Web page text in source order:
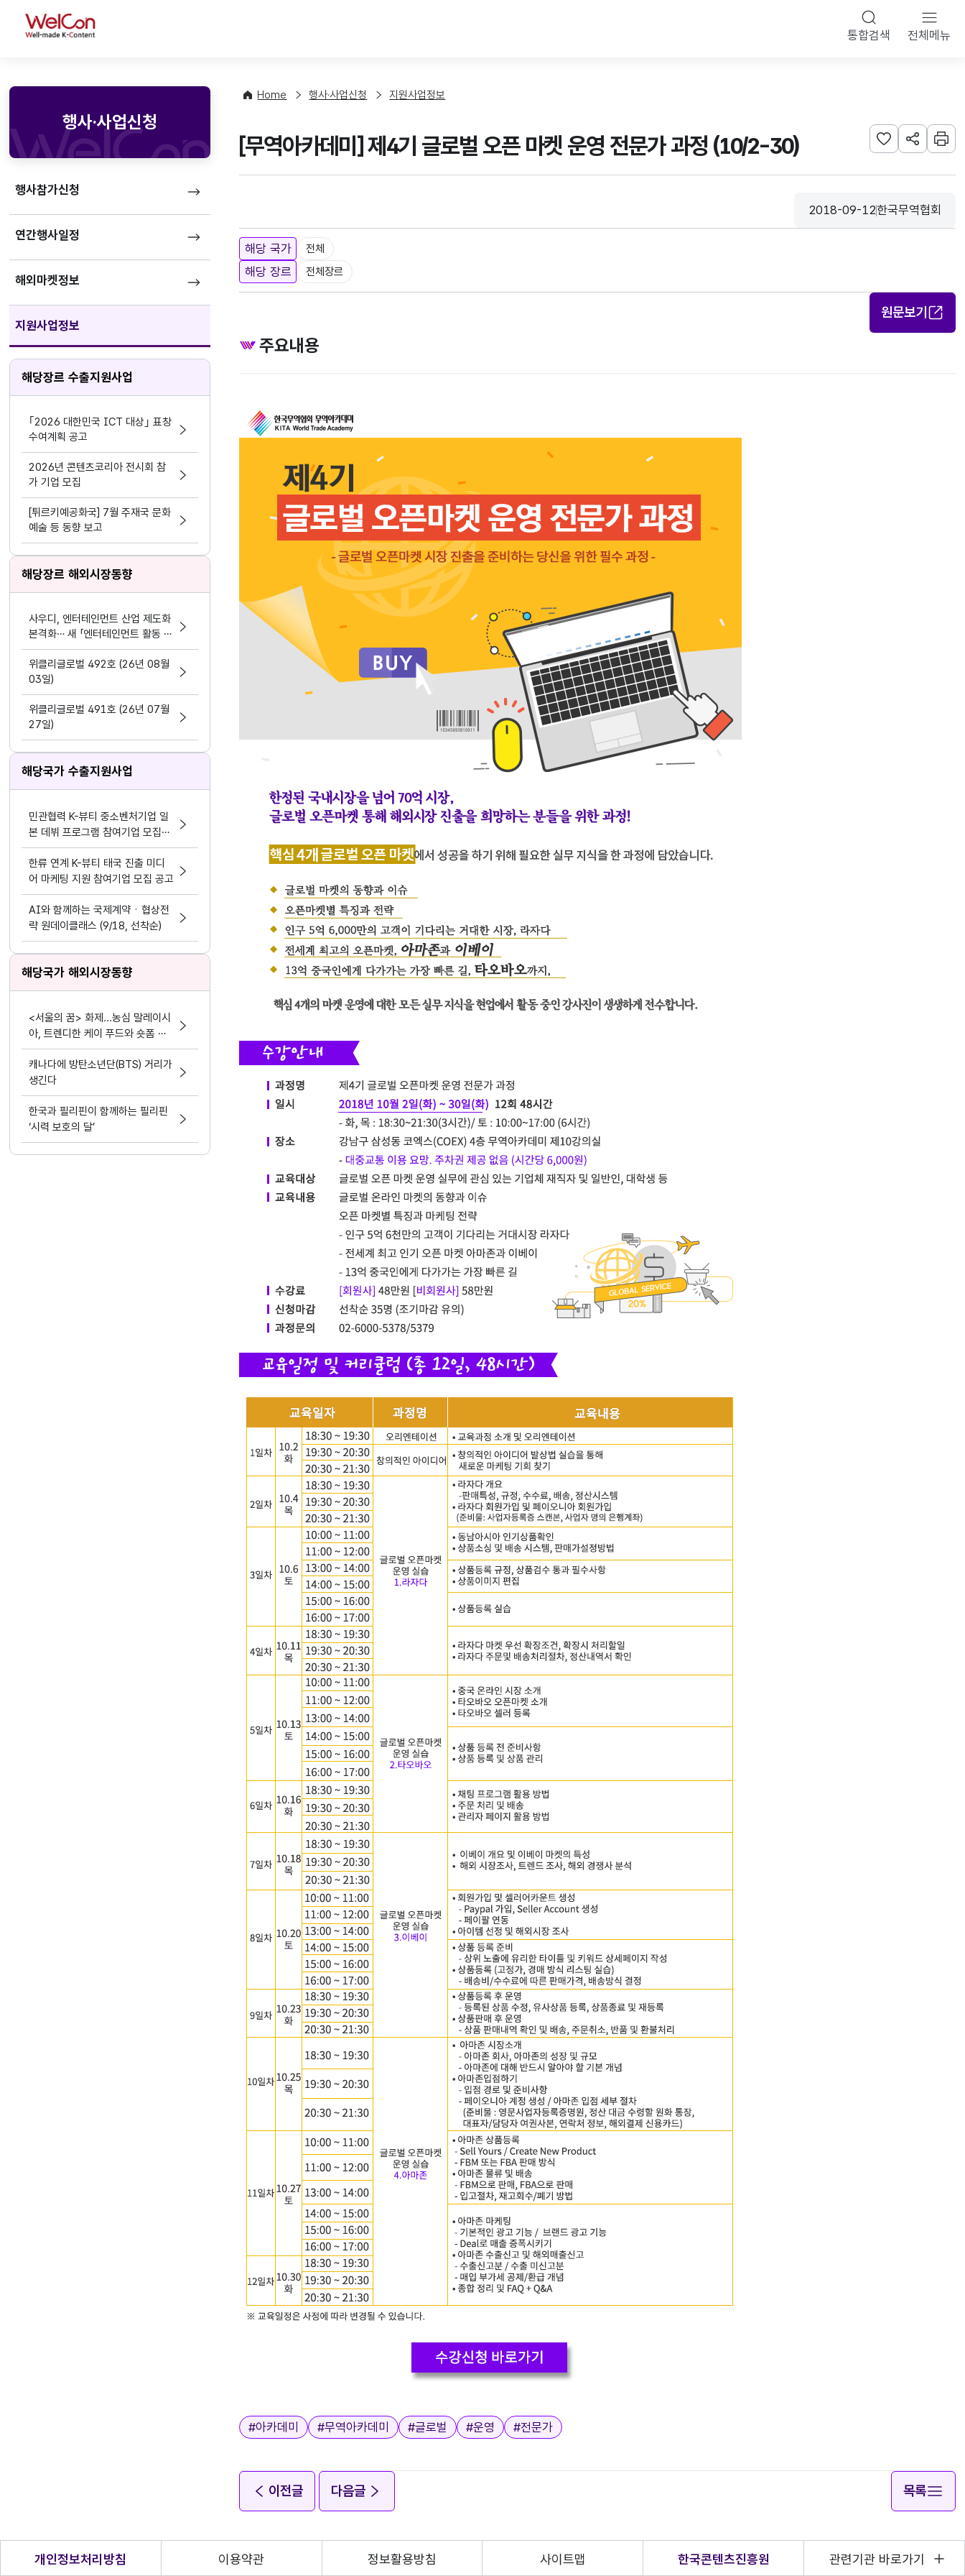
WelCon 통합검색 전체메뉴
행사·사업신청
행사참가신청
연간행사일정
해외마켓정보
지원사업정보
해당장르 수출지원사업
｢2026 대한민국 ICT 대상｣ 표창
수여계획 공고
2026년 콘텐츠코리아 전시회 참
가 기업 모집
[튀르키예공화국] 7월 주재국 문화
예술 등 동향 보고
해당장르 해외시장동향
사우디, 엔터테인먼트 산업 제도화
본격화… 새 「엔터테인먼트 활동 및
지원 활동법」 제정
위클리글로벌 492호 (26년 08월
03일)
위클리글로벌 491호 (26년 07월
27일)
해당국가 수출지원사업
민관협력 K-뷰티 중소벤처기업 일
본 데뷔 프로그램 참여기업 모집공
고
한류 연계 K-뷰티 태국 진출 미디
어 마케팅 지원 참여기업 모집 공고
AI와 함께하는 국제계약ㆍ협상전
략 원데이클래스 (9/18, 선착순)
해당국가 해외시장동향
<서울의 꿈> 화제...농심 말레이시
아, 트렌디한 케이 푸드와 숏폼 마
케팅 결합
캐나다에 방탄소년단(BTS) 거리가
생긴다
한국과 필리핀이 함께하는 필리핀
‘시력 보호의 달’
Home 행사·사업신청 지원사업정보
[무역아카데미] 제4기 글로벌 오픈 마켓 운영 전문가 과정 (10/2-30) 관심사 등록하기
URL 공유하
인쇄
등록일
2018-09-12
수집기관
한국무역협회
해당 국가 전체
해당 장르 전체장르
원문보기
주요내용
태그
#아카데미 #무역아카데미 #글로벌 #운영 #전문가
이전글 다음글 목록
개인정보처리방침 이용약관 정보활용방침 사이트맵 한국콘텐츠진흥원 관련기관 바로가기